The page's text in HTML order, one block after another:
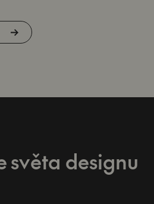
světa designu